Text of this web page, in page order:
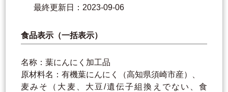
最終更新日：2023-09-06
食品表示（一括表示）
名称：葉にんにく加工品
原材料名：有機葉にんにく（高知県須崎市産）、
麦みそ（大麦、大豆/遺伝子組換えでない、食